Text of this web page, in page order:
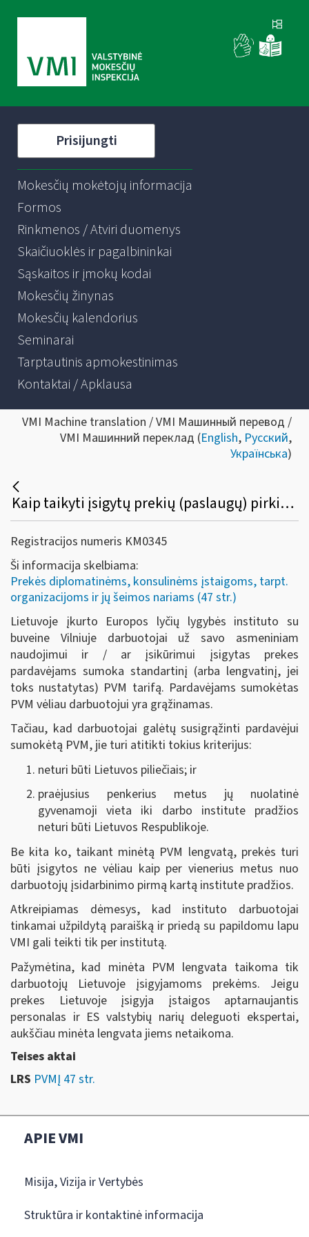
Prisijungti
Mokesčių mokėtojų informacija
Formos
Rinkmenos / Atviri duomenys
Skaičiuoklės ir pagalbininkai
Sąskaitos ir įmokų kodai
Mokesčių žinynas
Mokesčių kalendorius
Seminarai
Tarptautinis apmokestinimas
Kontaktai / Apklausa
VMI Machine translation / VMI Машинный перевод /
VMI Машинний переклад (English, Русский,
Українська)
Kaip taikyti įsigytų prekių (paslaugų) pirkimo PVM lengvatą Lietuvoje įkurto Europos lyčių lygybės instituto (su buveine Vilniuje) darbuotojams?
Registracijos numeris KM0345
Ši informacija skelbiama:
Prekės diplomatinėms, konsulinėms įstaigoms, tarpt.
organizacijoms ir jų šeimos nariams (47 str.)
Lietuvoje įkurto Europos lyčių lygybės instituto su
buveine Vilniuje darbuotojai už savo asmeniniam
naudojimui ir / ar įsikūrimui įsigytas prekes
pardavėjams sumoka standartinį (arba lengvatinį, jei
toks nustatytas) PVM tarifą. Pardavėjams sumokėtas
PVM vėliau darbuotojui yra grąžinamas.
Tačiau, kad darbuotojai galėtų susigrąžinti pardavėjui
sumokėtą PVM, jie turi atitikti tokius kriterijus:
neturi būti Lietuvos piliečiais; ir
praėjusius penkerius metus jų nuolatinė
gyvenamoji vieta iki darbo institute pradžios
neturi būti Lietuvos Respublikoje.
Be kita ko, taikant minėtą PVM lengvatą, prekės turi
būti įsigytos ne vėliau kaip per vienerius metus nuo
darbuotojų įsidarbinimo pirmą kartą institute pradžios.
Atkreipiamas dėmesys, kad instituto darbuotojai
tinkamai užpildytą paraišką ir priedą su papildomu lapu
VMI gali teikti tik per institutą.
Pažymėtina, kad minėta PVM lengvata taikoma tik
darbuotojų Lietuvoje įsigyjamoms prekėms. Jeigu
prekes Lietuvoje įsigyja įstaigos aptarnaujantis
personalas ir ES valstybių narių deleguoti ekspertai,
aukščiau minėta lengvata jiems netaikoma.
Teises aktai
LRS PVMĮ 47 str.
APIE VMI
Misija, Vizija ir Vertybės
Struktūra ir kontaktinė informacija